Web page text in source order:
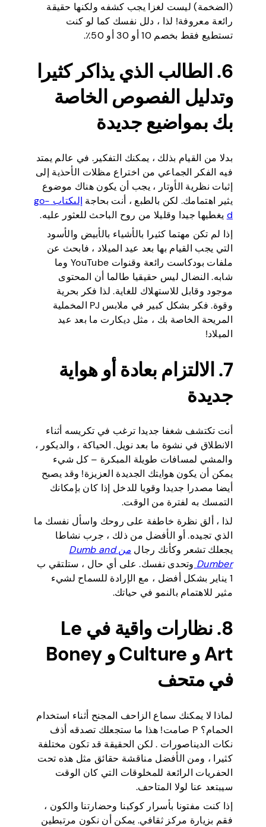
(الضخمة) ليست لغزا يجب كشفه ولكنها حقيقة
رائعة معروفة! لذا ، دلل نفسك كما لو كنت
تستطيع فقط بخصم 10 أو 30 أو 50٪.
6. الطالب الذي يذاكر كثيرا
وتدليل الفصوص الخاصة
بك بمواضيع جديدة
بدلا من القيام بذلك ، يمكنك التفكير. في عالم يمتد
فيه الفكر الجماعي من اختراع مظلات الأحذية إلى
إثبات نظرية الأوتار ، يجب أن يكون هناك موضوع
يثير اهتمامك. لكن بالطبع ، أنت بحاجة إلى
كتاب go-
d يغطيها جيدا وقليلا من روح الباحث للعثور عليه.
إذا لم تكن مهتما كثيرا بالأشياء بالأبيض والأسود
التي يجب القيام بها بعد عيد الميلاد ، فابحث عن
ملفات بودكاست رائعة وقنوات YouTube وما
شابه. النضال ليس حقيقيا طالما أن المحتوى
موجود وقابل للاستهلاك للغاية. لذا فكر بحرية
وقوة. فكر بشكل كبير في ملابس PJ المخملية
المريحة الخاصة بك ، مثل ديكارت ما بعد عيد
الميلاد!
7. الالتزام بعادة أو هواية
جديدة
أنت تكتشف شغفا جديدا ترغب في تكريسه أثناء
الانطلاق في نشوة ما بعد نويل. الحياكة ، والديكور ،
والمشي لمسافات طويلة المبكرة – كل شيء
يمكن أن يكون هوايتك الجديدة العزيزة! وقد يصبح
أيضا مصدرا جديدا وقويا للدخل إذا كان بإمكانك
التمسك به لفترة من الوقت.
لذا ، ألق نظرة خاطفة على روحك واسأل نفسك ما
الذي تجيده. أو الأفضل من ذلك ، جرب نشاطا
يجعلك تشعر وكأنك رجال
من Dumb and
Dumber وتحدى نفسك. على أي حال ، ستلتقي ب
1 يناير بشكل أفضل ، مع الإرادة للسماح لشيء
مثير للاهتمام بالنمو في حياتك.
8. نظارات واقية في Le
Art و Culture و Boney
في متحف
لماذا لا يمكنك سماع الزاحف المجنح أثناء استخدام
الحمام؟ P صامت! هذا ما ستجعلك تصدقه
أذف
نكات الديناصورات . لكن الحقيقة قد تكون مختلفة
كثيرا ، ومن الأفضل مناقشة حقائق مثل هذه تحت
الحفريات الرائعة للمخلوقات التي كان الوقت
سيبتعد عنا لولا المتاحف.
إذا كنت مفتونا بأسرار كوكبنا وحضارتنا والكون ،
فقم بزيارة مركز ثقافي. يمكن أن نكون مرتبطين